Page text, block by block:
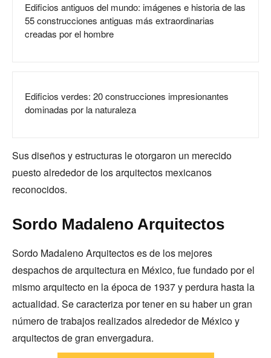
Edificios antiguos del mundo: imágenes e historia de las
55 construcciones antiguas más extraordinarias
creadas por el hombre
Edificios verdes: 20 construcciones impresionantes
dominadas por la naturaleza
Sus diseños y estructuras le otorgaron un merecido
puesto alrededor de los arquitectos mexicanos
reconocidos.
Sordo Madaleno Arquitectos
Sordo Madaleno Arquitectos es de los mejores
despachos de arquitectura en México, fue fundado por el
mismo arquitecto en la época de 1937 y perdura hasta la
actualidad. Se caracteriza por tener en su haber un gran
número de trabajos realizados alrededor de México y
arquitectos de gran envergadura.